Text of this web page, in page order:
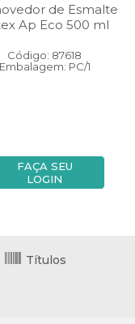
de Esmalte
Ap Eco 500 ml
Código: 87618
Embalagem: PC/1
FAÇA SEU
LOGIN
Títulos